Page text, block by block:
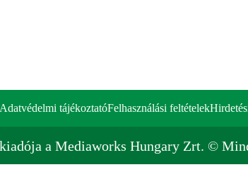
Adatvédelmi tájékoztatóFelhasználási feltételek
a Mediaworks Hungary Zrt. ©